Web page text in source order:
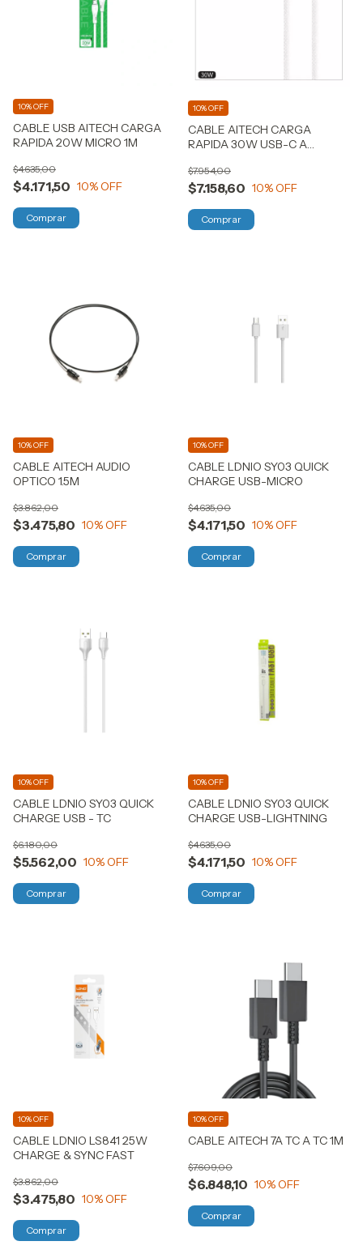
CABLE USB AITECH CARGA
RAPIDA 20W MICRO 1M
$4.171,50
$4.635,00
10% OFF
10% OFF
CABLE AITECH CARGA
RAPIDA 30W USB-C A
$7.158,60
$7.954,00
10% OFF
10% OFF
CABLE AITECH AUDIO
OPTICO 1.5M
$3.475,80
$3.862,00
10% OFF
10% OFF
CABLE LDNIO SY03 QUICK
CHARGE USB-MICRO
$4.171,50
$4.635,00
10% OFF
10% OFF
CABLE LDNIO SY03 QUICK
CHARGE USB - TC
$5.562,00
$6.180,00
10% OFF
10% OFF
CABLE LDNIO SY03 QUICK
CHARGE USB-LIGHTNING
$4.171,50
$4.635,00
10% OFF
10% OFF
CABLE LDNIO LS841 25W
CHARGE & SYNC FAST
$3.475,80
$3.862,00
10% OFF
10% OFF
CABLE AITECH 7A TC A TC 1M
$6.848,10
$7.609,00
10% OFF
10% OFF